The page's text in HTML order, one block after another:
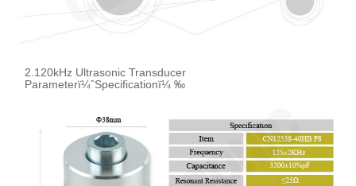
2.120kHz Ultrasonic Transducer
Parameterï¼ˆSpecificationï¼ ‰